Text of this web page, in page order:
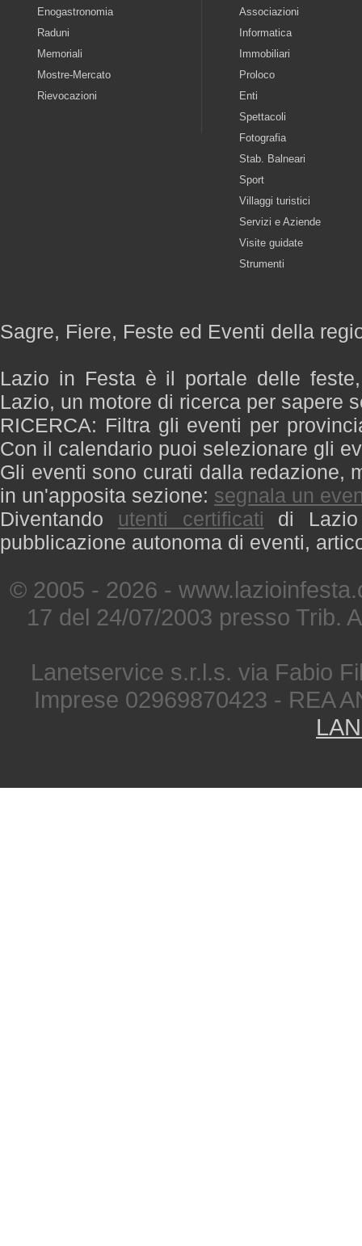
Enogastronomia
Raduni
Memoriali
Mostre-Mercato
Rievocazioni
Associazioni
Informatica
Immobiliari
Proloco
Enti
Spettacoli
Fotografia
Stab. Balneari
Sport
Villaggi turistici
Servizi e Aziende
Visite guidate
Strumenti
Sagre, Fiere, Feste ed Eventi della
Lazio in Festa è il portale delle
Lazio, un motore di ricerca per sapere
RICERCA: Filtra gli eventi per
Con il calendario puoi selezionare gli
Gli eventi sono curati dalla redazione,
in un'apposita sezione: segnala un
Diventando utenti certificati di
pubblicazione autonoma di eventi,
© 2005 - 2026 -
17 del 24/07/2003 presso Trib.
Lanetservice s.r.l.s. via Fabio
Imprese 02969870423 - REA